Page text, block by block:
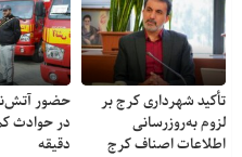
تأکید شهرداری کرج بر
لزوم به‌روزرسانی
اطلاعات اصناف کرج
حضور
دقیقه